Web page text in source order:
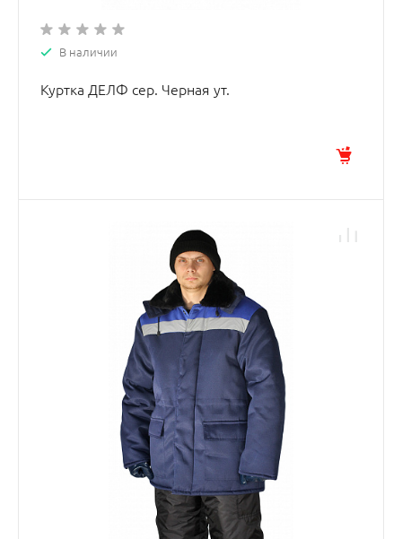
В наличии
Куртка ДЕЛФ сер. Черная ут.